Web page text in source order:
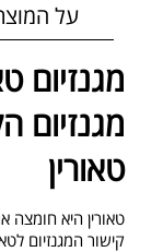
על
מגנזיום
מגנזיום
טאורין
טאורין היא חומצה
קישור המגנזיום